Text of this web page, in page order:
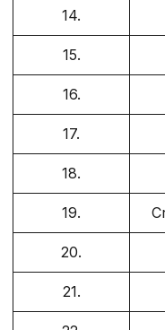
14.
15.
16.
17.
18.
19.
20.
21.